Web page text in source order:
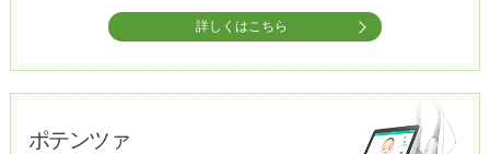
詳しくはこちら
ポテンツァ​